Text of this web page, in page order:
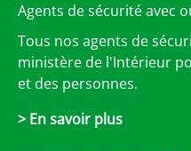
Agents de sécurité avec
Tous nos agents de
ministère de l'Intérieur
et des personnes.
> En savoir plus